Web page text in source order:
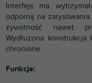
Interfejs ma
odporną na
żywotność nawet
Wydłużona
chronione.
Funkcje: